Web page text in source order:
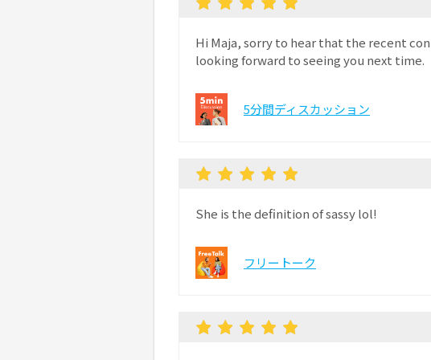
Hi Maja, sorry to hear that the recent
looking forward to seeing you next time.
5分間ディスカッション
She is the definition of sassy lol!
フリートーク